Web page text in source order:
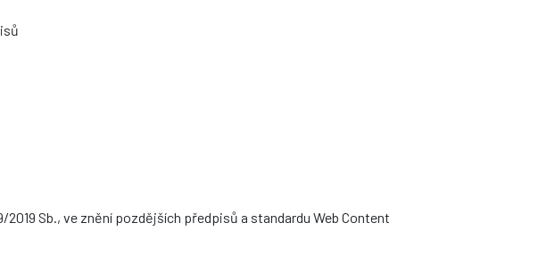
Sb., ve znění pozdějších předpisů a standardu Web Content